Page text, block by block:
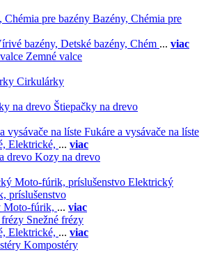
Bazény, Chémia pre
bazény, Detské bazény, Chém ... viac
Zemné valce
Cirkulárky
Štiepačky na drevo
Fukáre a vysávače na líste
Elektrické, ... viac
Kozy na drevo
Elektrický
príslušenstvo
Moto-fúrik, ... viac
Snežné frézy
Elektrické, ... viac
Kompostéry